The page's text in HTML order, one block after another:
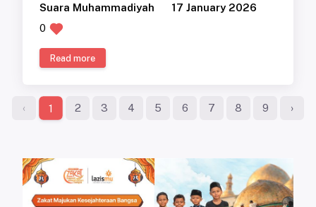
Suara Muhammadiyah
17 January 2026
0
Read more
‹ 1 2 3 4 5 6 7 8 9 ›